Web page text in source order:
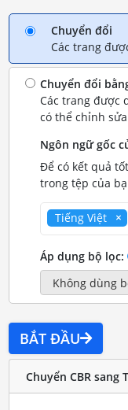
Chuyển đổi
Các trang
Chuyển đổi
Các trang được
có thể chỉnh
Ngôn ngữ gốc
Để có kết quả
trong tệp của
Tiếng Việt
Áp dụng bộ lọc:
BẮT ĐẦU
Chuyển CBR sang